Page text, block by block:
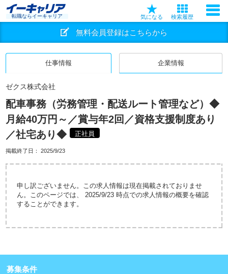
転職ならイーキャリア 気になる 検索履歴
無料会員登録はこちらから
仕事情報 企業情報
ゼクス株式会社
配車事務（労務管理・配送ルート管理など）◆
月給40万円～／賞与年2回／資格支援制度あり
／社宅あり◆
正社員
掲載終了日： 2025/9/23
申し訳ございません。この求人情報は現在掲載されておりませ
ん。このページでは、 2025/9/23 時点での求人情報の概要を確認
することができます。
募集条件